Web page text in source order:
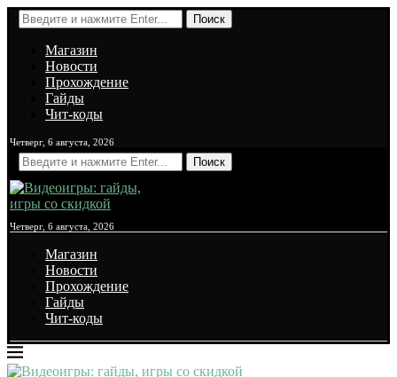
Поиск
Магазин
Новости
Прохождение
Гайды
Чит-коды
Четверг, 6 августа, 2026
Поиск
Четверг, 6 августа, 2026
Магазин
Новости
Прохождение
Гайды
Чит-коды